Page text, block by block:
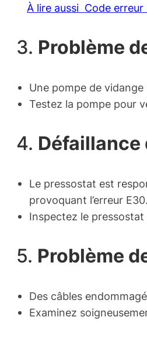
À lire aussi Code erreur
3. Problème
Une pompe de vidange
Testez la pompe pour
4. Défaillance
Le pressostat est
provoquant l’erreur E30.
Inspectez le
5. Problème
Des câbles
Examinez